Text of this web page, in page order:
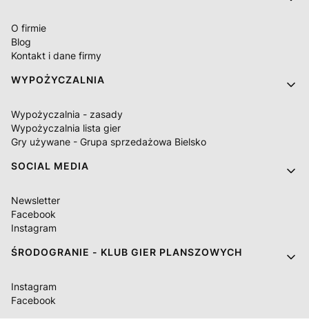
O firmie
Blog
Kontakt i dane firmy
WYPOŻYCZALNIA
Wypożyczalnia - zasady
Wypożyczalnia lista gier
Gry używane - Grupa sprzedażowa Bielsko
SOCIAL MEDIA
Newsletter
Facebook
Instagram
ŚRODOGRANIE - KLUB GIER PLANSZOWYCH
Instagram
Facebook